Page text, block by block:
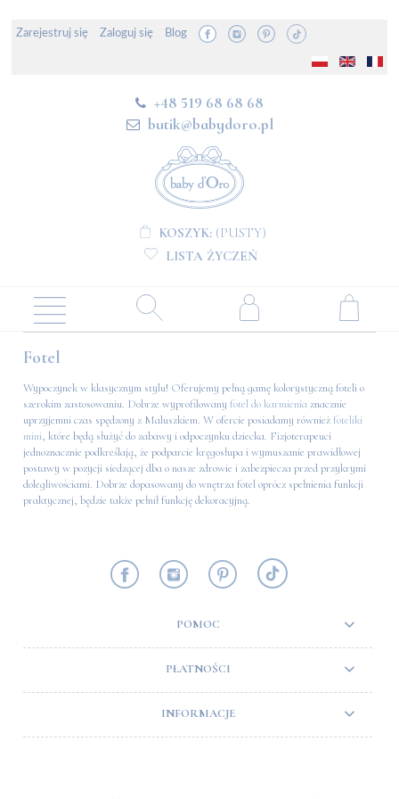
Zarejestruj się Zaloguj się Blog
+48 519 68 68 68
butik@babydoro.pl
KOSZYK: (PUSTY)
LISTA ŻYCZEŃ
Fotel
Wypoczynek w klasycznym stylu! Oferujemy pełną gamę kolorystyczną foteli o
szerokim zastosowaniu. Dobrze wyprofilowany fotel do karmienia znacznie
uprzyjemni czas spędzony z Maluszkiem. W ofercie posiadamy również foteliki
mini, które będą służyć do zabawy i odpoczynku dziecka. Fizjoterapeuci
jednoznacznie podkreślają, że podparcie kręgosłupa i wymuszanie prawidłowej
postawy w pozycji siedzącej dba o nasze zdrowie i zabezpiecza przed przykrymi
dolegliwościami. Dobrze dopasowany do wnętrza fotel oprócz spełnienia funkcji
praktycznej, będzie także pełnił funkcję dekoracyjną.
POMOC
PŁATNOŚCI
INFORMACJE